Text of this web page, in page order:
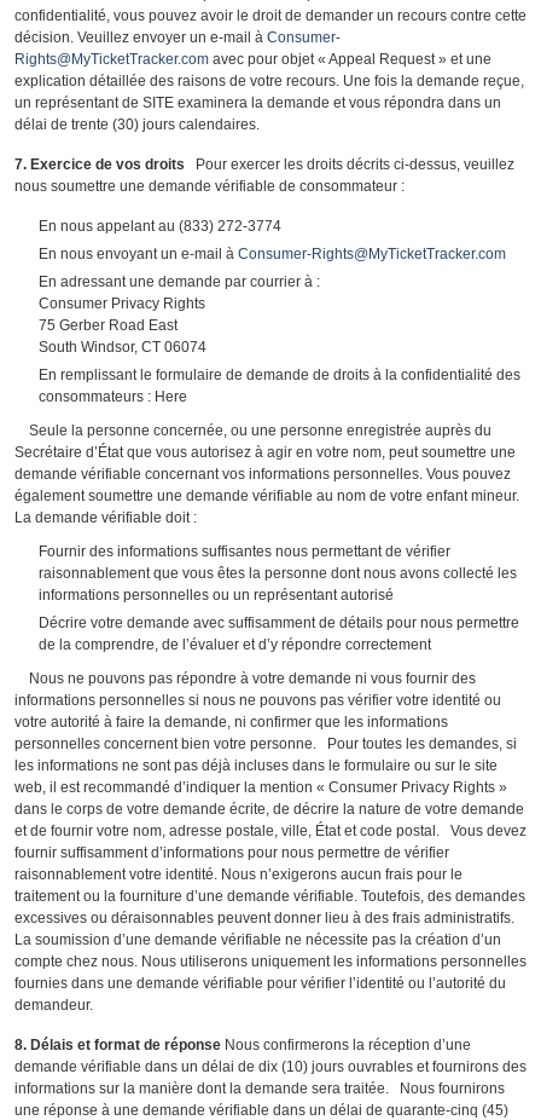
confidentialité, vous pouvez avoir le droit de demander un recours contre cette
décision. Veuillez envoyer un e-mail à Consumer-
Rights@MyTicketTracker.com avec pour objet « Appeal Request » et une
explication détaillée des raisons de votre recours. Une fois la demande reçue,
un représentant de SITE examinera la demande et vous répondra dans un
délai de trente (30) jours calendaires.
7. Exercice de vos droits Pour exercer les droits décrits ci-dessus, veuillez
nous soumettre une demande vérifiable de consommateur :
En nous appelant au (833) 272-3774
En nous envoyant un e-mail à Consumer-Rights@MyTicketTracker.com
En adressant une demande par courrier à :
Consumer Privacy Rights
75 Gerber Road East
South Windsor, CT 06074
En remplissant le formulaire de demande de droits à la confidentialité des
consommateurs : Here
Seule la personne concernée, ou une personne enregistrée auprès du
Secrétaire d’État que vous autorisez à agir en votre nom, peut soumettre une
demande vérifiable concernant vos informations personnelles. Vous pouvez
également soumettre une demande vérifiable au nom de votre enfant mineur.
La demande vérifiable doit :
Fournir des informations suffisantes nous permettant de vérifier
raisonnablement que vous êtes la personne dont nous avons collecté les
informations personnelles ou un représentant autorisé
Décrire votre demande avec suffisamment de détails pour nous permettre
de la comprendre, de l’évaluer et d’y répondre correctement
Nous ne pouvons pas répondre à votre demande ni vous fournir des
informations personnelles si nous ne pouvons pas vérifier votre identité ou
votre autorité à faire la demande, ni confirmer que les informations
personnelles concernent bien votre personne. Pour toutes les demandes, si
les informations ne sont pas déjà incluses dans le formulaire ou sur le site
web, il est recommandé d’indiquer la mention « Consumer Privacy Rights »
dans le corps de votre demande écrite, de décrire la nature de votre demande
et de fournir votre nom, adresse postale, ville, État et code postal. Vous devez
fournir suffisamment d’informations pour nous permettre de vérifier
raisonnablement votre identité. Nous n’exigerons aucun frais pour le
traitement ou la fourniture d’une demande vérifiable. Toutefois, des demandes
excessives ou déraisonnables peuvent donner lieu à des frais administratifs.
La soumission d’une demande vérifiable ne nécessite pas la création d’un
compte chez nous. Nous utiliserons uniquement les informations personnelles
fournies dans une demande vérifiable pour vérifier l’identité ou l’autorité du
demandeur.
8. Délais et format de réponse Nous confirmerons la réception d’une
demande vérifiable dans un délai de dix (10) jours ouvrables et fournirons des
informations sur la manière dont la demande sera traitée. Nous fournirons
une réponse à une demande vérifiable dans un délai de quarante-cinq (45)